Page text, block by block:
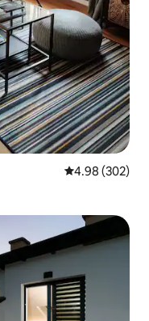
Calificación
4.98 (302)